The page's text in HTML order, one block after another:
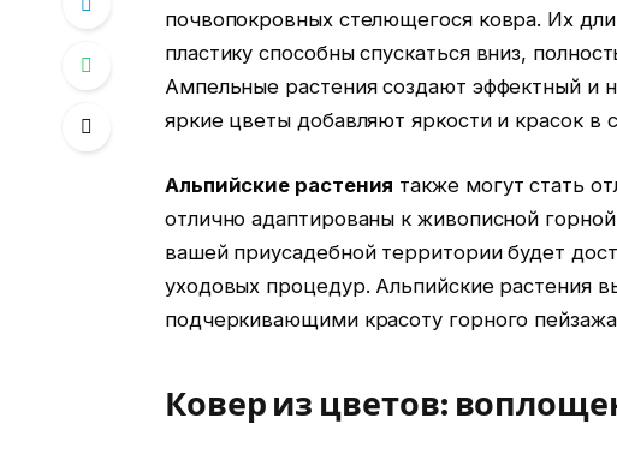
почвопокровных стелющегося ковра. Их
пластику способны спускаться вниз,
Ампельные растения создают эффектный и
яркие цветы добавляют яркости и красок в
Альпийские растения также могут стать
отлично адаптированы к живописной
вашей приусадебной территории будет
уходовых процедур. Альпийские растения
подчеркивающими красоту горного
Ковер из цветов: